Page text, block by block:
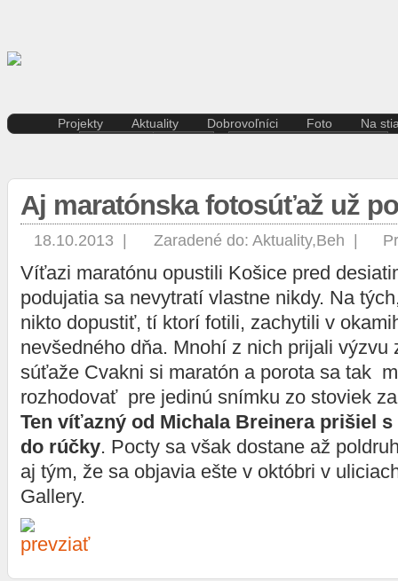
Projekty
Kasárne/Kulturpark
Projekt SPOTs
Pentapolitana
Destinácia Košice
Terra Incognita
Putujúce mesto
Rozvoj ľudských zdrojov
prostredníctvom investícií do
vzdelávania
Sándor Márai
Aktuality
Iné
Regióny
Slovensko
Šport
Tlačové správy
Zahraničie
Dobrovoľníci Foto Na
Aj maratónska fotosúťaž už
18.10.2013 | Zaradené do: Aktuality,Beh
Víťazi maratónu opustili Košice pred
podujatia sa nevytratí vlastne nikdy. Na
nikto dopustiť, tí ktorí fotili, zachytili v
nevšedného dňa. Mnohí z nich prijali výzvu
súťaže Cvakni si maratón a porota sa tak
rozhodovať pre jedinú snímku zo stoviek
Ten víťazný od Michala Breinera prišiel
do rúčky. Pocty sa však dostane až
aj tým, že sa objavia ešte v októbri v
Gallery.